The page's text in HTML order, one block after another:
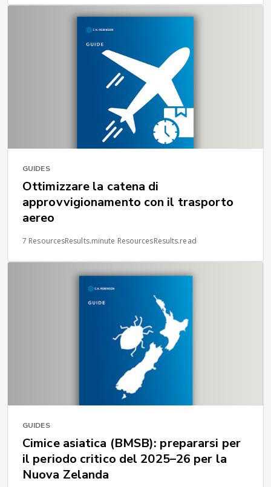
GUIDES
Ottimizzare la catena di
approvvigionamento con il trasporto
aereo
7 ResourcesResults.minute ResourcesResults.read
GUIDES
Cimice asiatica (BMSB): prepararsi per
il periodo critico del 2025–26 per la
Nuova Zelanda